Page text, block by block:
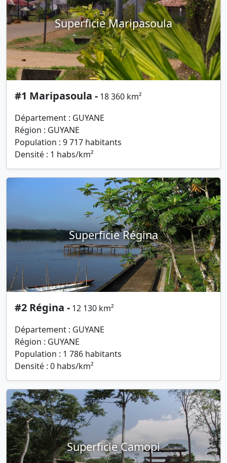
Superficie Maripasoula
#1 Maripasoula - 18 360 km²
Département : GUYANE
Région : GUYANE
Population : 9 717 habitants
Densité : 1 habs/km²
Superficie Régina
#2 Régina - 12 130 km²
Département : GUYANE
Région : GUYANE
Population : 1 786 habitants
Densité : 0 habs/km²
Superficie Camopi